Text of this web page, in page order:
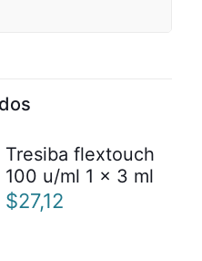
Tresiba flextouch
100 u/ml 1 x 3 ml
$27,12